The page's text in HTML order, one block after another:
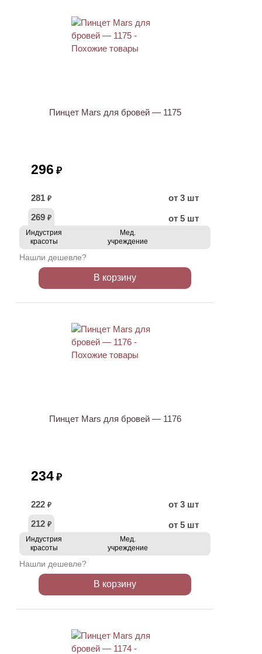
Пинцет Mars для бровей — 1175
296 ₽
281 ₽
от 3 шт
269 ₽ от 5 шт
Индустрия
красоты
Мед.
учреждение
Нашли дешевле?
В корзину
Пинцет Mars для бровей — 1176
234 ₽
222 ₽
от 3 шт
212 ₽ от 5 шт
Индустрия
красоты
Мед.
учреждение
Нашли дешевле?
В корзину